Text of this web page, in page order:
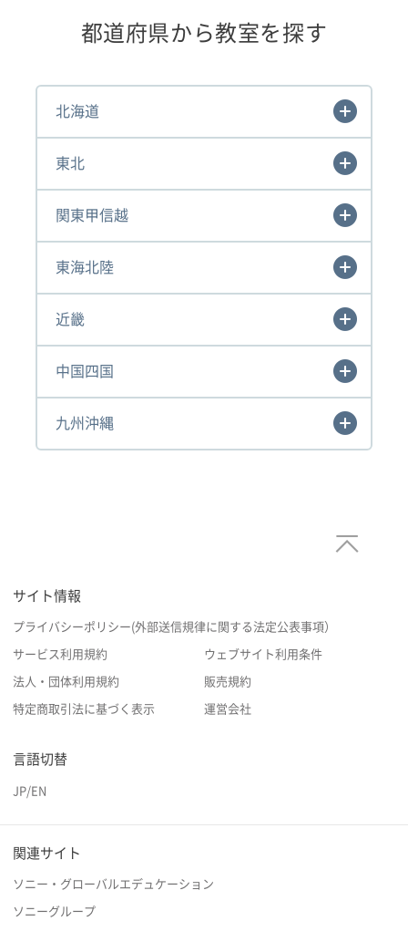
都道府県から教室を探す
北海道
東北
関東甲信越
東海北陸
近畿
中国四国
九州沖縄
サイト情報
プライバシーポリシー(外部送信規律に関する法定公表事項）
サービス利用規約 ウェブサイト利用条件
法人・団体利用規約 販売規約
特定商取引法に基づく表示 運営会社
言語切替
JP/EN
関連サイト
ソニー・グローバルエデュケーション
ソニーグループ